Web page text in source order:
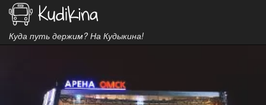
Куда путь держим? На Кудыкина!